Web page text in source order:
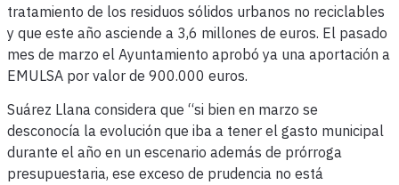
tratamiento de los residuos sólidos urbanos no reciclables
y que este año asciende a 3,6 millones de euros. El pasado
mes de marzo el Ayuntamiento aprobó ya una aportación a
EMULSA por valor de 900.000 euros.
Suárez Llana considera que “si bien en marzo se
desconocía la evolución que iba a tener el gasto municipal
durante el año en un escenario además de prórroga
presupuestaria, ese exceso de prudencia no está